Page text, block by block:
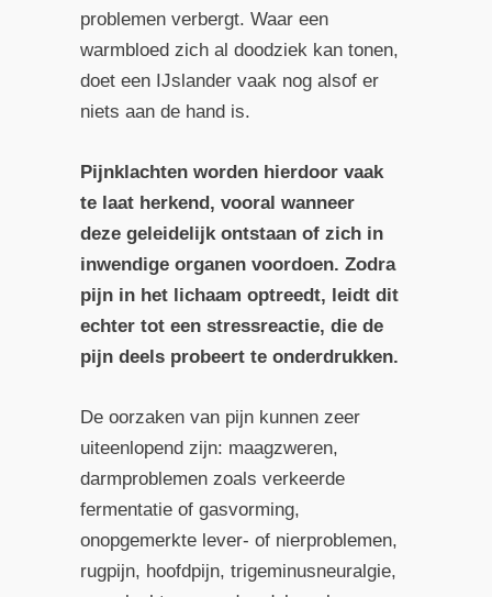
problemen verbergt. Waar een
warmbloed zich al doodziek kan tonen,
doet een IJslander vaak nog alsof er
niets aan de hand is.
Pijnklachten worden hierdoor vaak
te laat herkend, vooral wanneer
deze geleidelijk ontstaan of zich in
inwendige organen voordoen. Zodra
pijn in het lichaam optreedt, leidt dit
echter tot een stressreactie, die de
pijn deels probeert te onderdrukken.
De oorzaken van pijn kunnen zeer
uiteenlopend zijn: maagzweren,
darmproblemen zoals verkeerde
fermentatie of gasvorming,
onopgemerkte lever- of nierproblemen,
rugpijn, hoofdpijn, trigeminusneuralgie,